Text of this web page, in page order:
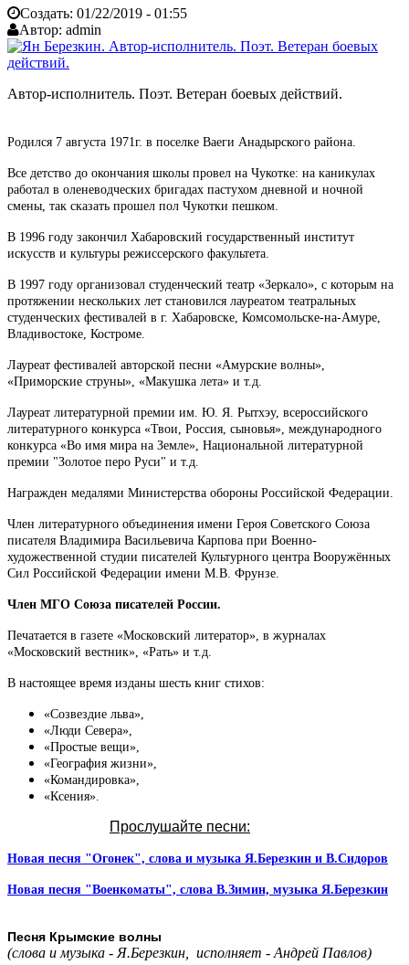
Создать: 01/22/2019 - 01:55
Автор: admin
Автор-исполнитель. Поэт. Ветеран боевых действий.
Родился 7 августа 1971г. в поселке Ваеги Анадырского района.
Все детство до окончания школы провел на Чукотке: на каникулах
работал в оленеводческих бригадах пастухом дневной и ночной
смены, так сказать прошел пол Чукотки пешком.
В 1996 году закончил Хабаровский государственный институт
искусств и культуры режиссерского факультета.
В 1997 году организовал студенческий театр «Зеркало», с которым на
протяжении нескольких лет становился лауреатом театральных
студенческих фестивалей в г. Хабаровске, Комсомольске-на-Амуре,
Владивостоке, Костроме.
Лауреат фестивалей авторской песни «Амурские волны»,
«Приморские струны», «Макушка лета» и т.д.
Лауреат литературной премии им. Ю. Я. Рытхэу, всероссийского
литературного конкурса «Твои, Россия, сыновья», международного
конкурса «Во имя мира на Земле», Национальной литературной
премии "Золотое перо Руси" и т.д.
Награжден медалями Министерства обороны Российской Федерации.
Член литературного объединения имени Героя Советского Союза
писателя Владимира Васильевича Карпова при Военно-
художественной студии писателей Культурного центра Вооружённых
Сил Российской Федерации имени М.В. Фрунзе.
Член МГО Союза писателей России.
Печатается в газете «Московский литератор», в журналах
«Московский вестник», «Рать» и т.д.
В настоящее время изданы шесть книг стихов:
«Созвездие льва»,
«Люди Севера»,
«Простые вещи»,
«География жизни»,
«Командировка»,
«Ксения».
Прослушайте песни:
Новая песня "Огонек", слова и музыка Я.Березкин и В.Сидоров
Новая песня "Военкоматы", слова В.Зимин, музыка Я.Березкин
Песня Крымские волны
(слова и музыка - Я.Березкин, исполняет - Андрей Павлов)